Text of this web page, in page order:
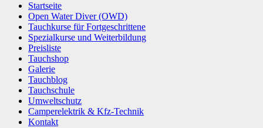
Startseite
Open Water Diver (OWD)
Tauchkurse für Fortgeschrittene
Spezialkurse und Weiterbildung
Preisliste
Tauchshop
Galerie
Tauchblog
Tauchschule
Umweltschutz
Camperelektrik & Kfz-Technik
Kontakt